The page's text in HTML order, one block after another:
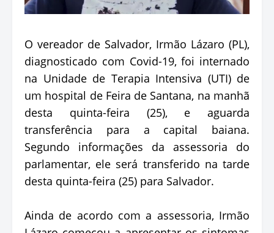
O vereador de Salvador, Irmão Lázaro (PL),
diagnosticado com Covid-19, foi internado
na Unidade de Terapia Intensiva (UTI) de
um hospital de Feira de Santana, na manhã
desta quinta-feira (25), e aguarda
transferência para a capital baiana.
Segundo informações da assessoria do
parlamentar, ele será transferido na tarde
desta quinta-feira (25) para Salvador.
Ainda de acordo com a assessoria, Irmão